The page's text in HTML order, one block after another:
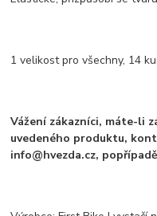
1 velikost pro všechny, 14
Vážení zákazníci, máte-li
uvedeného produktu,
info@hvezda.cz,